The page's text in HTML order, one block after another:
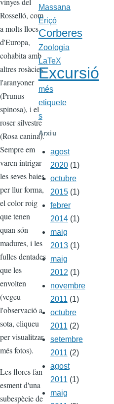
Rosselló, com
a molts llocs
d'Europa,
cohabita amb
altres rosàcies:
l'aranyoner
(Prunus
spinosa), i el
roser silvestre
(Rosa canina).
Sempre em
varen intrigar
les seves baies,
per llur forma,
el color roig
que tenen
quan són
madures, i les
fulles dentades
que les
envolten
(vegeu
l'observació a
sota, cliqueu
per visualitzar
més fotos).
Les flores fan
esment d'una
subespècie de
Massana
Eriçó
Corberes
Zoologia
LaTeX
Excursió
més
etiquete
s
Arxiu
agost
2020(1)
octubre
2015(1)
febrer
2014(1)
maig
2013(1)
maig
2012 (1)
novembre
2011(1)
octubre
2011(2)
setembre
2011(2)
agost
2011(1)
maig